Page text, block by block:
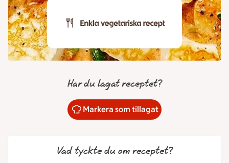
Har du lagat receptet?
Markera som tillagat
Vad tyckte du om receptet?